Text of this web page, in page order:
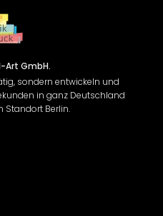
Art GmbH.
sondern entwickeln und
in ganz Deutschland
Standort Berlin.